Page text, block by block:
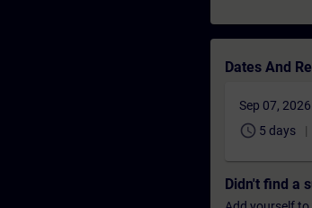
Dates And
Sep 07,
schedule 5 days
Didn't find a